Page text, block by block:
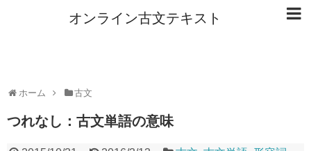
オンライン古文テキスト
ホーム 古文
つれなし：古文単語の意味